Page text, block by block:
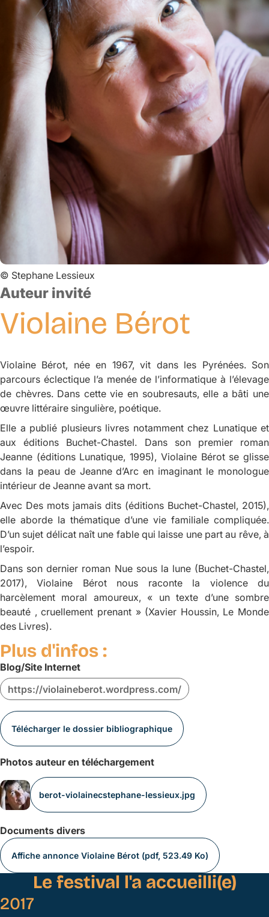
© Stephane Lessieux
Auteur invité
Violaine Bérot
Violaine Bérot, née en 1967, vit dans les Pyrénées. Son
parcours éclectique l’a menée de l’informatique à l’élevage
de chèvres. Dans cette vie en soubresauts, elle a bâti une
œuvre littéraire singulière, poétique.
Elle a publié plusieurs livres notamment chez Lunatique et
aux éditions Buchet-Chastel. Dans son premier roman
Jeanne (éditions Lunatique, 1995), Violaine Bérot se glisse
dans la peau de Jeanne d’Arc en imaginant le monologue
intérieur de Jeanne avant sa mort.
Avec Des mots jamais dits (éditions Buchet-Chastel, 2015),
elle aborde la thématique d’une vie familiale compliquée.
D’un sujet délicat naît une fable qui laisse une part au rêve, à
l’espoir.
Dans son dernier roman Nue sous la lune (Buchet-Chastel,
2017), Violaine Bérot nous raconte la violence du
harcèlement moral amoureux, « un texte d’une sombre
beauté , cruellement prenant » (Xavier Houssin, Le Monde
des Livres).
Plus d'infos :
Blog/Site Internet
https://violaineberot.wordpress.com/
Télécharger le dossier bibliographique
Photos auteur en téléchargement
berot-violainecstephane-lessieux.jpg
Documents divers
Affiche annonce Violaine Bérot (pdf, 523.49 Ko)
Le festival l'a accueilli(e)
2017